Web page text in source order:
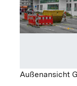
Außenansicht